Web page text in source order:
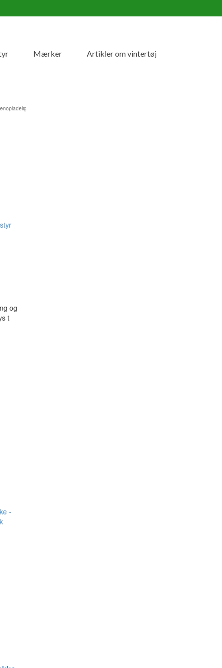
Mærker Artikler om vintertøj
og
t